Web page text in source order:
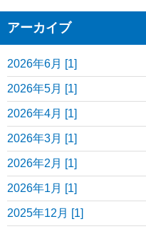
アーカイブ
2026年6月 [1]
2026年5月 [1]
2026年4月 [1]
2026年3月 [1]
2026年2月 [1]
2026年1月 [1]
2025年12月 [1]